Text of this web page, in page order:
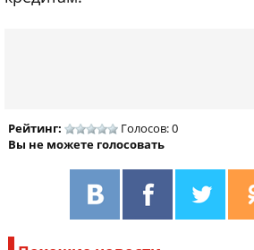
Рейтинг:
Голосов: 0
Вы не можете голосовать